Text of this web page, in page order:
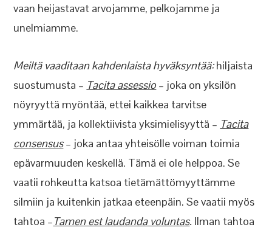
vaan heijastavat arvojamme, pelkojamme ja
unelmiamme.
Meiltä vaaditaan kahdenlaista hyväksyntää:hiljaista
suostumusta – Tacita assessio – joka on yksilön
nöyryyttä myöntää, ettei kaikkea tarvitse
ymmärtää, ja kollektiivista yksimielisyyttä – Tacita
consensus– joka antaa yhteisölle voiman toimia
epävarmuuden keskellä. Tämä ei ole helppoa. Se
vaatii rohkeutta katsoa tietämättömyyttämme
silmiin ja kuitenkin jatkaa eteenpäin. Se vaatii myös
tahtoa –Tamen est laudanda voluntas. Ilman tahtoa